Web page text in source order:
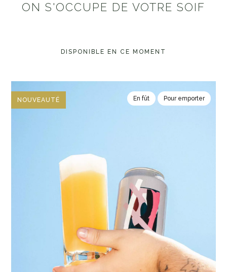
ON S'OCCUPE DE VOTRE SOIF
DISPONIBLE EN CE MOMENT
NOUVEAUTÉ En fût Pour emporter